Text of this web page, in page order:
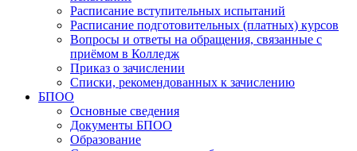
Расписание вступительных испытаний
Расписание подготовительных (платных) курсов
Вопросы и ответы на обращения, связанные с
приёмом в Колледж
Приказ о зачислении
Списки, рекомендованных к зачислению
БПОО
Основные сведения
Документы БПОО
Образование